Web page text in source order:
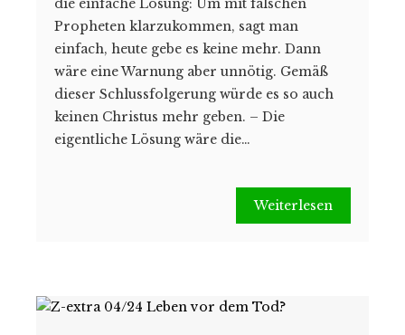
die einfache Lösung: Um mit falschen
Propheten klarzukommen, sagt man
einfach, heute gebe es keine mehr. Dann
wäre eine Warnung aber unnötig. Gemäß
dieser Schlussfolgerung würde es so auch
keinen Christus mehr geben. – Die
eigentliche Lösung wäre die…
Weiterlesen